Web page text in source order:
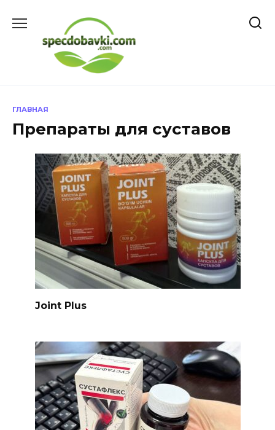
содержанию
ГЛАВНАЯ
Препараты для суставов
Joint Plus